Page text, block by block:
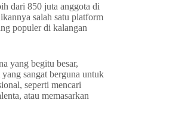
dari 850 juta anggota di
salah satu platform
populer di kalangan
yang begitu besar,
sangat berguna untuk
seperti mencari
atau memasarkan